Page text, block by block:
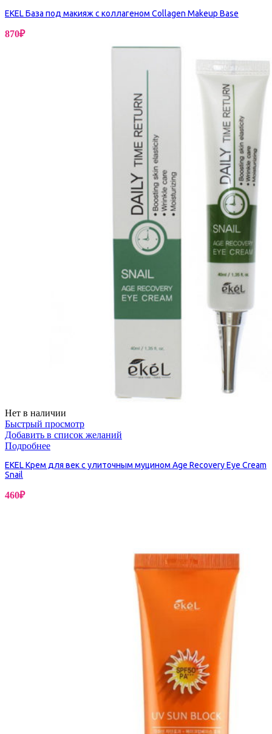
EKEL База под макияж с коллагеном Collagen Makeup Base
870₽
Нет в наличии
Быстрый просмотр
Добавить в список желаний
Подробнее
EKEL Крем для век с улиточным муцином Age Recovery Eye Cream
Snail
460₽